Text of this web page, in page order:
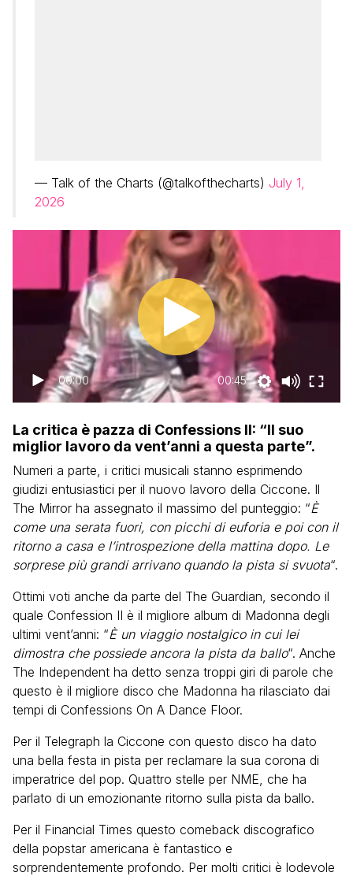
— Talk of the Charts (@talkofthecharts) July 1,
2026
00:00 00:45
La critica è pazza di Confessions II: “Il suo
miglior lavoro da vent’anni a questa parte”.
Numeri a parte, i critici musicali stanno esprimendo
giudizi entusiastici per il nuovo lavoro della Ciccone. Il
The Mirror ha assegnato il massimo del punteggio: “È
come una serata fuori, con picchi di euforia e poi con il
ritorno a casa e l’introspezione della mattina dopo. Le
sorprese più grandi arrivano quando la pista si svuota“.
Ottimi voti anche da parte del The Guardian, secondo il
quale Confession II è il migliore album di Madonna degli
ultimi vent’anni: “È un viaggio nostalgico in cui lei
dimostra che possiede ancora la pista da ballo“. Anche
The Independent ha detto senza troppi giri di parole che
questo è il migliore disco che Madonna ha rilasciato dai
tempi di Confessions On A Dance Floor.
Per il Telegraph la Ciccone con questo disco ha dato
una bella festa in pista per reclamare la sua corona di
imperatrice del pop. Quattro stelle per NME, che ha
parlato di un emozionante ritorno sulla pista da ballo.
Per il Financial Times questo comeback discografico
della popstar americana è fantastico e
sorprendentemente profondo. Per molti critici è lodevole